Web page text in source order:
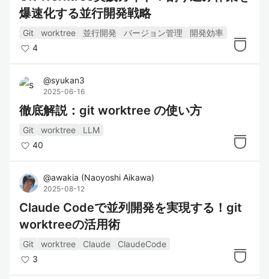
爆速化する並行開発戦略
Git worktree 並行開発 バージョン管理
開発効率
4
@syukan3
2025-06-16
徹底解説：git worktree の使い方
Git worktree
LLM
40
@awakia (Naoyoshi Aikawa)
2025-08-12
Claude Codeで並列開発を実現する！git
worktreeの活用術
Git worktree Claude
ClaudeCode
3